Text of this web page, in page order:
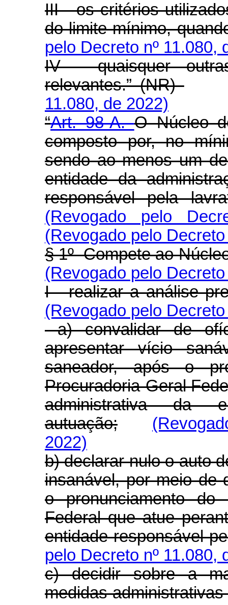
III - os critérios
do limite mínimo,
pelo Decreto nº 11.080,
IV - quaisquer
relevantes.” (NR)
11.080, de 2022)
“Art. 98-A.O Núcleo
composto por, no
sendo ao menos um
entidade da
responsável pela
(Revogado pelo
(Revogado pelo
§ 1º Compete ao
(Revogado pelo
I - realizar a análise
(Revogado pelo
a) convalidar de
apresentar vício
saneador, após o
Procuradoria-Geral
administrativa da
autuação;
2022)
b) declarar nulo o auto
insanável, por meio de
o pronunciamento do
Federal que atue
entidade responsável
pelo Decreto nº 11.080,
c) decidir sobre a
medidas